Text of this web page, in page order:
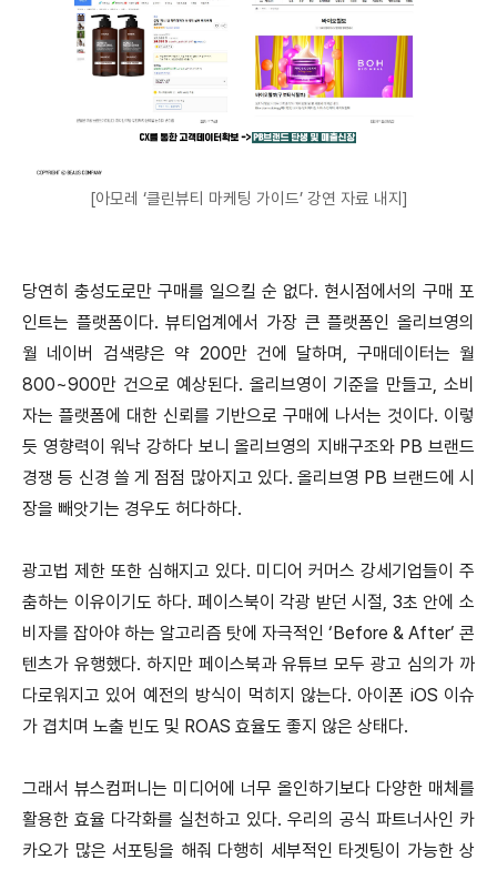
[아모레 ‘클린뷰티 마케팅 가이드’ 강연 자료 내지]
당연히 충성도로만 구매를 일으킬 순 없다. 현시점에서의 구매 포
인트는 플랫폼이다. 뷰티업계에서 가장 큰 플랫폼인 올리브영의
월 네이버 검색량은 약 200만 건에 달하며, 구매데이터는 월
800~900만 건으로 예상된다. 올리브영이 기준을 만들고, 소비
자는 플랫폼에 대한 신뢰를 기반으로 구매에 나서는 것이다. 이렇
듯 영향력이 워낙 강하다 보니 올리브영의 지배구조와 PB 브랜드
경쟁 등 신경 쓸 게 점점 많아지고 있다. 올리브영 PB 브랜드에 시
장을 빼앗기는 경우도 허다하다.
광고법 제한 또한 심해지고 있다. 미디어 커머스 강세기업들이 주
춤하는 이유이기도 하다. 페이스북이 각광 받던 시절, 3초 안에 소
비자를 잡아야 하는 알고리즘 탓에 자극적인 ‘Before & After’ 콘
텐츠가 유행했다. 하지만 페이스북과 유튜브 모두 광고 심의가 까
다로워지고 있어 예전의 방식이 먹히지 않는다. 아이폰 iOS 이슈
가 겹치며 노출 빈도 및 ROAS 효율도 좋지 않은 상태다.
그래서 뷰스컴퍼니는 미디어에 너무 올인하기보다 다양한 매체를
활용한 효율 다각화를 실천하고 있다. 우리의 공식 파트너사인 카
카오가 많은 서포팅을 해줘 다행히 세부적인 타겟팅이 가능한 상